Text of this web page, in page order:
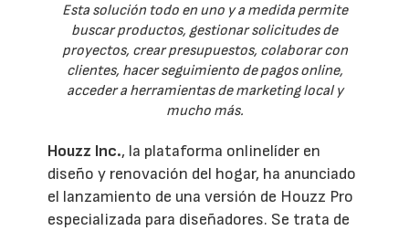
Esta solución todo en uno y a medida permite
buscar productos, gestionar solicitudes de
proyectos, crear presupuestos, colaborar con
clientes, hacer seguimiento de pagos online,
acceder a herramientas de marketing local y
mucho más.
Houzz Inc., la plataforma onlinelíder en
diseño y renovación del hogar, ha anunciado
el lanzamiento de una versión de Houzz Pro
especializada para diseñadores. Se trata de